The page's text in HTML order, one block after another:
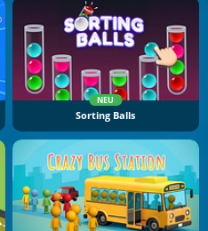
NEU
Sorting Balls